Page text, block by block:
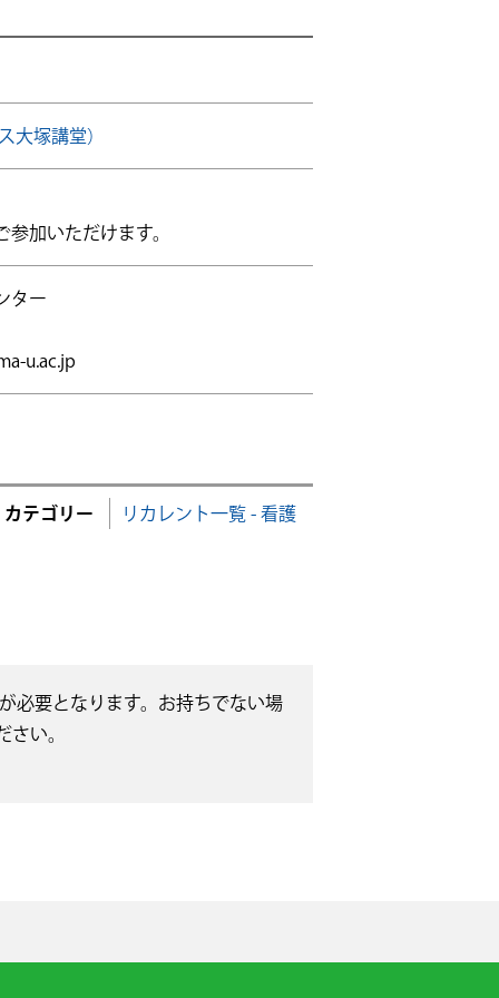
大塚講堂）
加いただけます。
ター
u.ac.jp
カテゴリー リカレント一覧 - 看護
必要となります。お持ちでない場
さい。